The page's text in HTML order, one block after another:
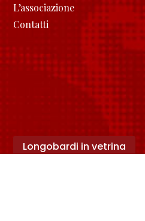
L’associazione
Contatti
Longobardi in vetrina